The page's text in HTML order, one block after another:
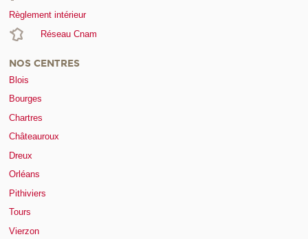
Règlement intérieur
Réseau Cnam
NOS CENTRES
Blois
Bourges
Chartres
Châteauroux
Dreux
Orléans
Pithiviers
Tours
Vierzon